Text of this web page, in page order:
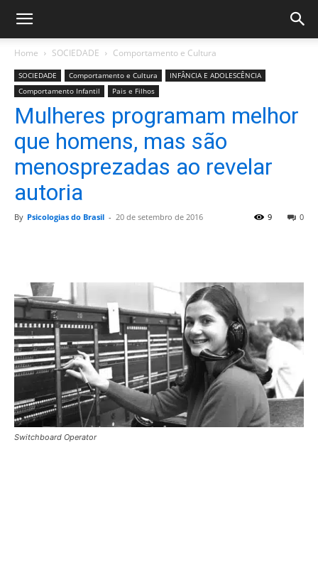
Home SOCIEDADE Comportamento e Cultura
SOCIEDADE Comportamento e Cultura
INFÂNCIA E ADOLESCÊNCIA
Comportamento Infantil
Pais e Filhos
Mulheres programam melhor
que homens, mas são
menosprezadas ao revelar
autoria
By Psicologias do Brasil - 20 de setembro de 2016 0
9
Switchboard Operator